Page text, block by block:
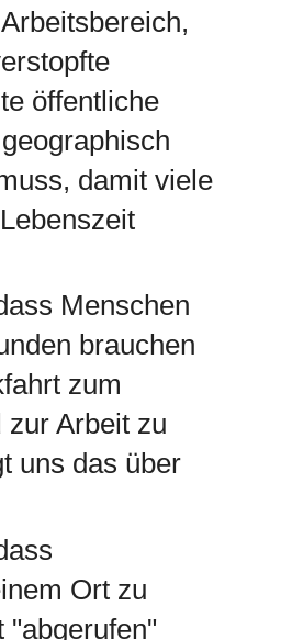
öffentliche
damit viele
Menschen
brauchen
zum
zur Arbeit zu
uns das über
Ort zu
"abgerufen"